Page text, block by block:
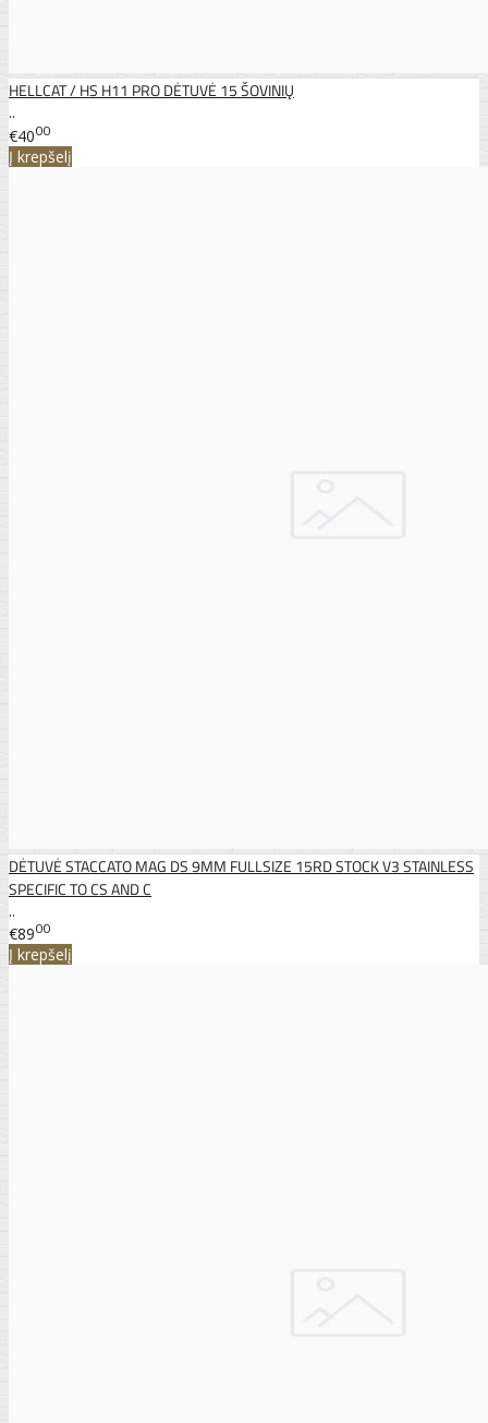
HELLCAT / HS H11 PRO DĖTUVĖ 15 ŠOVINIŲ
..
€4000
Į krepšelį
DĖTUVĖ STACCATO MAG DS 9MM FULLSIZE 15RD STOCK V3 STAINLESS
SPECIFIC TO CS AND C
..
€8900
Į krepšelį